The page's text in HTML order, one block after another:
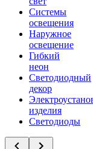
Системы
освещения
Наружное
освещение
Гибкий
неон
Светодиодный
декор
изделия
Светодиоды